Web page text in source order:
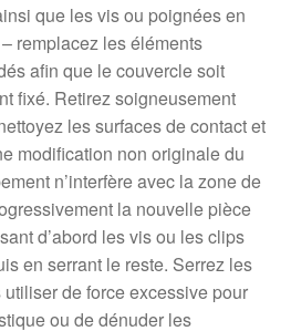
que les vis ou poignées en
remplacez les éléments
afin que le couvercle soit
fixé. Retirez soigneusement
les surfaces de contact et
modification non originale du
n’interfère avec la zone de
la nouvelle pièce
d’abord les vis ou les clips
en serrant le reste. Serrez les
de force excessive pour
ou de dénuder les